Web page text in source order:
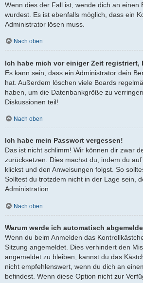
Wenn dies der Fall ist, wende dich an
wurdest. Es ist ebenfalls möglich, dass ein
Administrator lösen muss.
Nach oben
Ich habe mich vor einiger Zeit
Es kann sein, dass ein Administrator dein
hat. Außerdem löschen viele Boards
haben, um die Datenbankgröße zu
Diskussionen teil!
Nach oben
Ich habe mein Passwort vergessen!
Das ist nicht schlimm! Wir können dir zwar
zurücksetzen. Dies machst du, indem du
klickst und den Anweisungen folgst. So
Solltest du trotzdem nicht in der Lage sein,
Administration.
Nach oben
Warum werde ich automatisch
Wenn du beim Anmelden das
Sitzung angemeldet. Dies verhindert den
angemeldet zu bleiben, kannst du das
nicht empfehlenswert, wenn du dich an
befindest. Wenn diese Option nicht zur